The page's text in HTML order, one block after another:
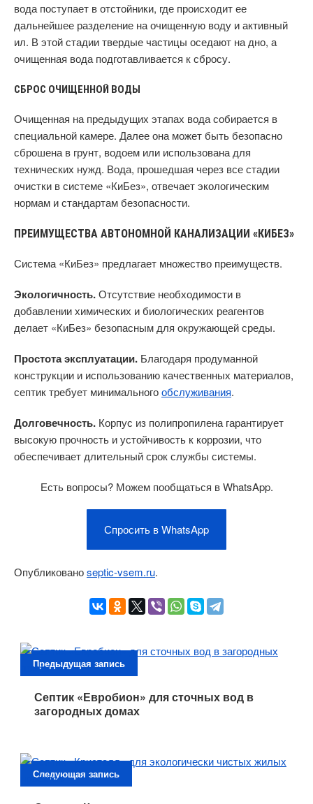
вода поступает в отстойники, где происходит ее
дальнейшее разделение на очищенную воду и активный
ил. В этой стадии твердые частицы оседают на дно, а
очищенная вода подготавливается к сбросу.
СБРОС ОЧИЩЕННОЙ ВОДЫ
Очищенная на предыдущих этапах вода собирается в
специальной камере. Далее она может быть безопасно
сброшена в грунт, водоем или использована для
технических нужд. Вода, прошедшая через все стадии
очистки в системе «КиБез», отвечает экологическим
нормам и стандартам безопасности.
ПРЕИМУЩЕСТВА АВТОНОМНОЙ КАНАЛИЗАЦИИ «КИБЕЗ»
Система «КиБез» предлагает множество преимуществ.
Экологичность.Отсутствие необходимости в
добавлении химических и биологических реагентов
делает «КиБез» безопасным для окружающей среды.
Простота эксплуатации. Благодаря продуманной
конструкции и использованию качественных материалов,
септик требует минимальногообслуживания.
Долговечность. Корпус из полипропилена гарантирует
высокую прочность и устойчивость к коррозии, что
обеспечивает длительный срок службы системы.
Есть вопросы? Можем пообщаться в WhatsApp.
Спросить в WhatsApp
Опубликованоseptic-vsem.ru.
Предыдущая запись
Септик «Евробион» для сточных вод в
загородных домах
Следующая запись